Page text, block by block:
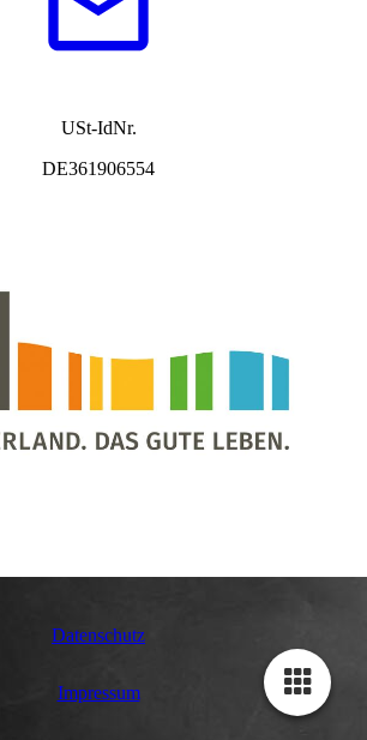
USt-IdNr.
DE361906554
Datenschutz
Impressum